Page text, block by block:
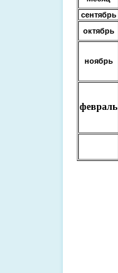
сентябрь
октябрь
ноябрь
февраль